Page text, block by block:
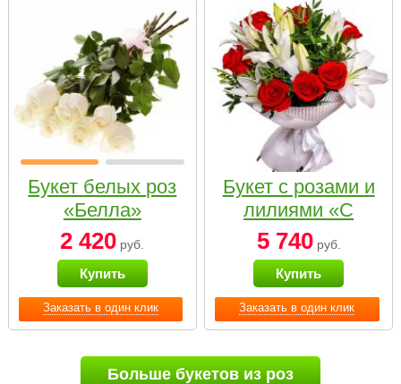
Заказать в один клик
Букет белых роз
«Белла»
2 420 руб.
Купить
Заказать в один клик
Букет с розами и
лилиями «С
наилучшими
пожеланиями»
5 740руб.
Купить
Больше букетов из роз